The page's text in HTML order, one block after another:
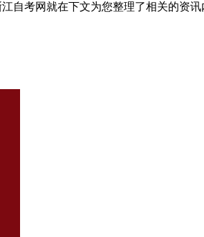
考网就在下文为您整理了相关的资讯